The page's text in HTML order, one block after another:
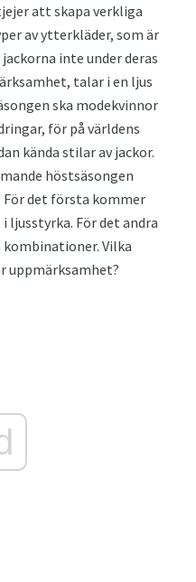
att skapa verkliga
av ytterkläder, som är
inte under deras
talar i en ljus
ska modekvinnor
för på världens
kända stilar av jackor.
höstsäsongen
det första kommer
För det andra
Vilka
uppmärksamhet?